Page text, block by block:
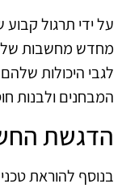
על ידי תרגול קבוע
מחדש מחשבות
לגבי היכולות
המבחנים ולבנות
הדגשת
בנוסף להוראת